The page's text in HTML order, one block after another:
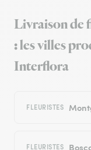
Livraison de
: les villes
Interflora
FLEURISTES
FLEURISTES